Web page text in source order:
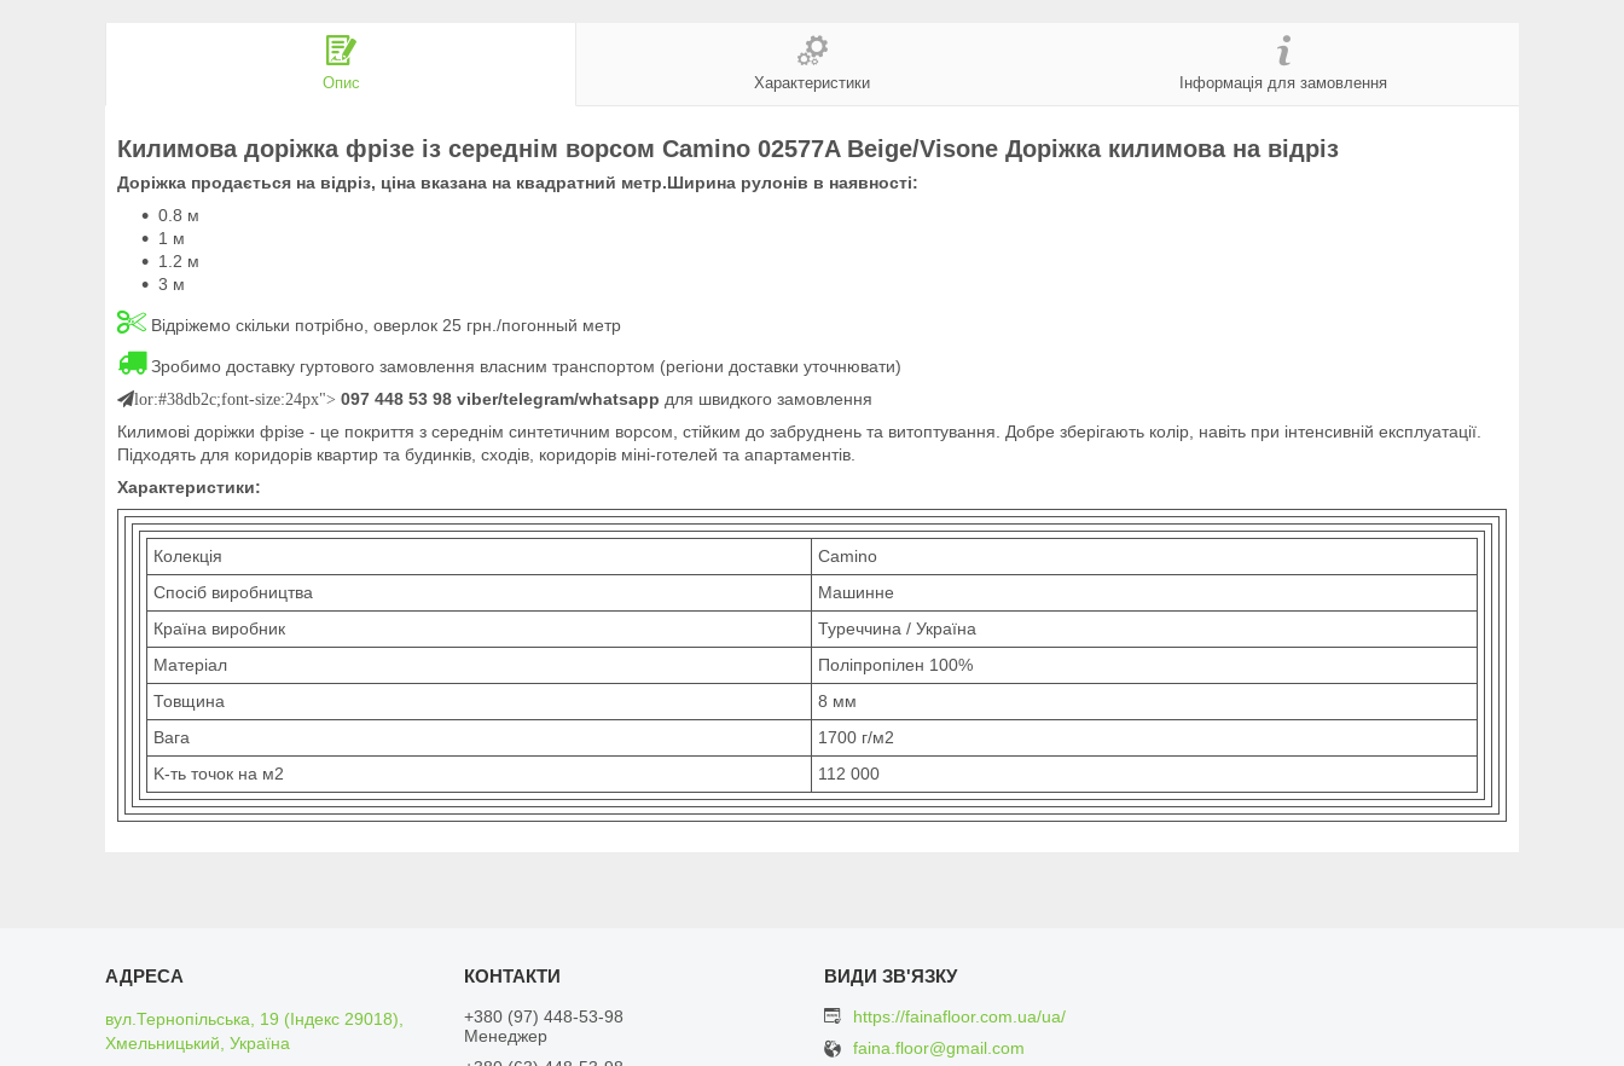
Опис Характеристики Інформація для замовлення
Килимова доріжка фрізе із середнім ворсом Camino 02577A Beige/Visone Доріжка килимова на відріз
Доріжка продається на відріз, ціна вказана на квадратний метр.Ширина рулонів в наявності:
0.8 м
1 м
1.2 м
3 м
Відріжемо скільки потрібно, оверлок 25 грн./погонный метр
Зробимо доставку гуртового замовлення власним транспортом (регіони доставки уточнювати)
lor:#38db2c;font-size:24px"> 097 448 53 98 viber/telegram/whatsapp для швидкого замовлення
Килимові доріжки фрізе - це покриття з середнім синтетичним ворсом, стійким до забруднень та витоптування. Добре зберігають колір, навіть при інтенсивній експлуатації.
Підходять для коридорів квартир та будинків, сходів, коридорів міні-готелей та апартаментів.
Характеристики:
Колекція
Camino
Спосіб виробництва
Машинне
Країна виробник
Туреччина / Україна
Матеріал
Поліпропілен 100%
Товщина
8 мм
Вага
1700 г/м2
K-ть точок на м2
112 000
вул.Тернопільська, 19 (Індекс 29018),
Хмельницький, Україна
+380 (97) 448-53-98
Менеджер
https://fainafloor.com.ua/ua/
faina.floor@gmail.com